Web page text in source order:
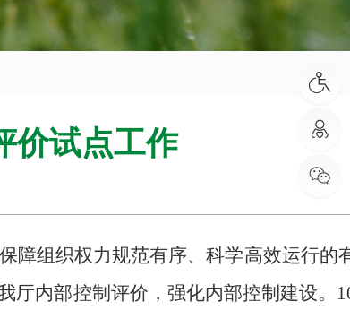
价试点工作
障组织权力规范有序、科学高效运行的
厅内部控制评价，强化内部控制建设。